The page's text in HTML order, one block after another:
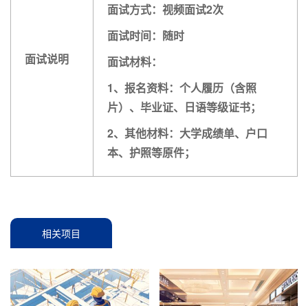
面试说明
面试方式：视频面试2次
面试时间：随时
面试材料：
1、报名资料：个人履历（含照
片）、毕业证、日语等级证书；
2、其他材料：大学成绩单、户口
本、护照等原件；
相关项目